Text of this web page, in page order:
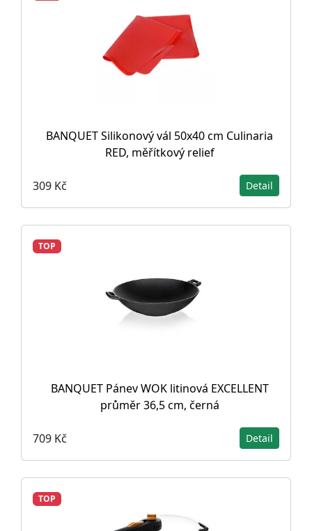
BANQUET Silikonový vál 50x40 cm Culinaria
RED, měřítkový relief
309 Kč Detail
TOP
BANQUET Pánev WOK litinová EXCELLENT
průměr 36,5 cm, černá
709 Kč Detail
TOP